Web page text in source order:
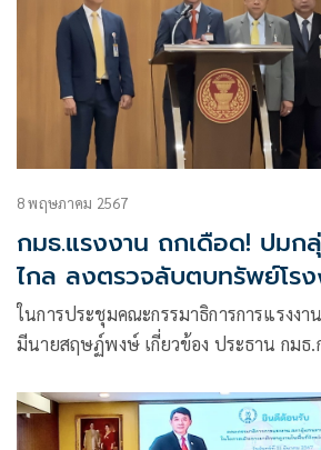
8 พฤษภาคม 2567
กมธ.แรงงาน ถกเดือด! ปมก
ไกล ลงตรวจลับตบทรัพย์โรง
ในการประชุมคณะกรรมาธิการการแรงง
มีนายสฤษฏ์พงษ์ เกี่ยวข้อง ประธาน กมธ.
ของนายสุเทพ อู่อ้น สส.บัญชีรายชื่อ พรรค